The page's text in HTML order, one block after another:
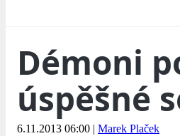
Démoni
úspěšné
6.11.2013 06:00 | Marek Plaček